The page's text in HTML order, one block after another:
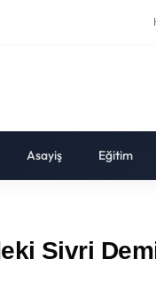
Asayiş Eğitim
Sivri